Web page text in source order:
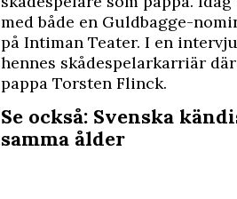
med både en Guldbagge-
på Intiman Teater. I en
hennes skådespelarkarriär
pappa Torsten Flinck.
Se också: Svenska
samma ålder